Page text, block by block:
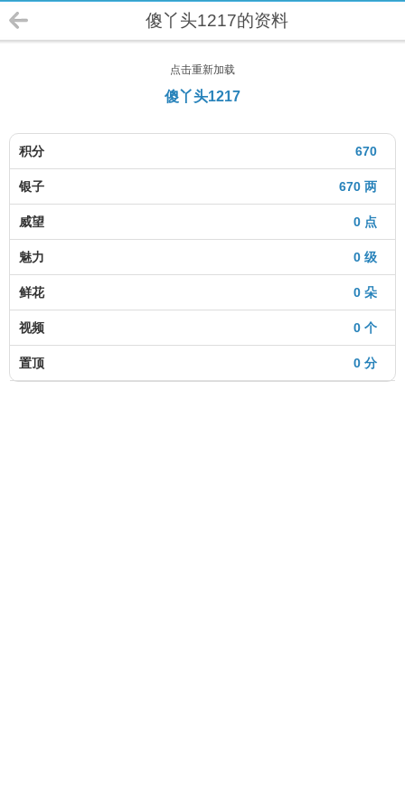
傻丫头1217的资料
点击重新加载
傻丫头1217
670
积分
670 两
银子
0 点
威望
0 级
魅力
0 朵
鲜花
0 个
视频
0 分
置顶